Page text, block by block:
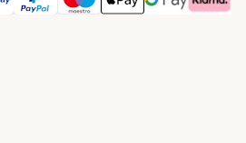
Method Method
Payment Method
PayPal. Payment Method
Maestro. Payment Method
Apple pay. Payment
Google Pay
Klarna
Method
Method